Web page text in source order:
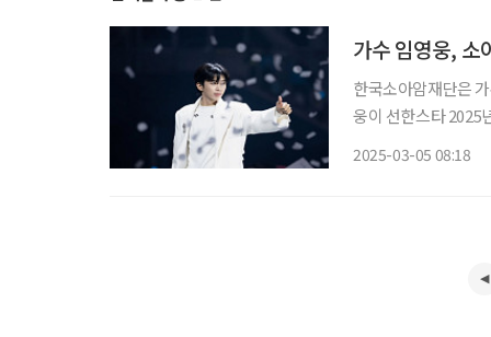
가수 임영웅, 소
한국소아암재단은
웅이 선한스타 2025
2025-03-05 08:18